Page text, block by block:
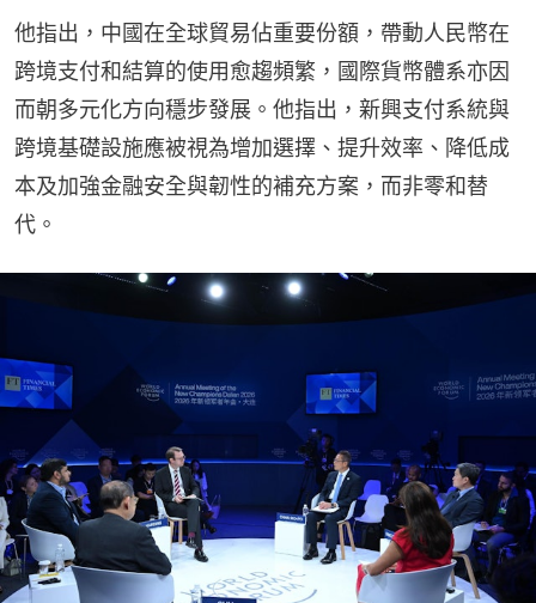
他指出，中國在全球貿易佔重要份額，帶動人民幣在
跨境支付和結算的使用愈趨頻繁，國際貨幣體系亦因
而朝多元化方向穩步發展。他指出，新興支付系統與
跨境基礎設施應被視為增加選擇、提升效率、降低成
本及加強金融安全與韌性的補充方案，而非零和替
代。